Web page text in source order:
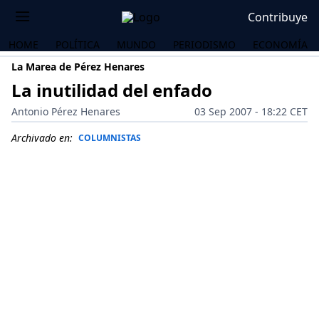
Contribuye
HOME POLÍTICA MUNDO PERIODISMO
ECONOMÍA
La Marea de Pérez Henares
La inutilidad del enfado
Antonio Pérez Henares
03 Sep 2007 - 18:22 CET
Archivado en: COLUMNISTAS